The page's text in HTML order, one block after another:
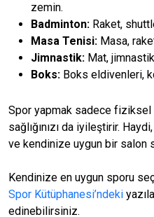
zemin.
Badminton: Raket,
Masa Tenisi: Masa,
Jimnastik: Mat,
Boks: Boks eldivenleri,
Spor yapmak sadece fiziksel
sağlığınızı da iyileştirir.
ve kendinize uygun bir salon
Kendinize en uygun sporu
Spor Kütüphanesi’ndeki
edinebilirsiniz.